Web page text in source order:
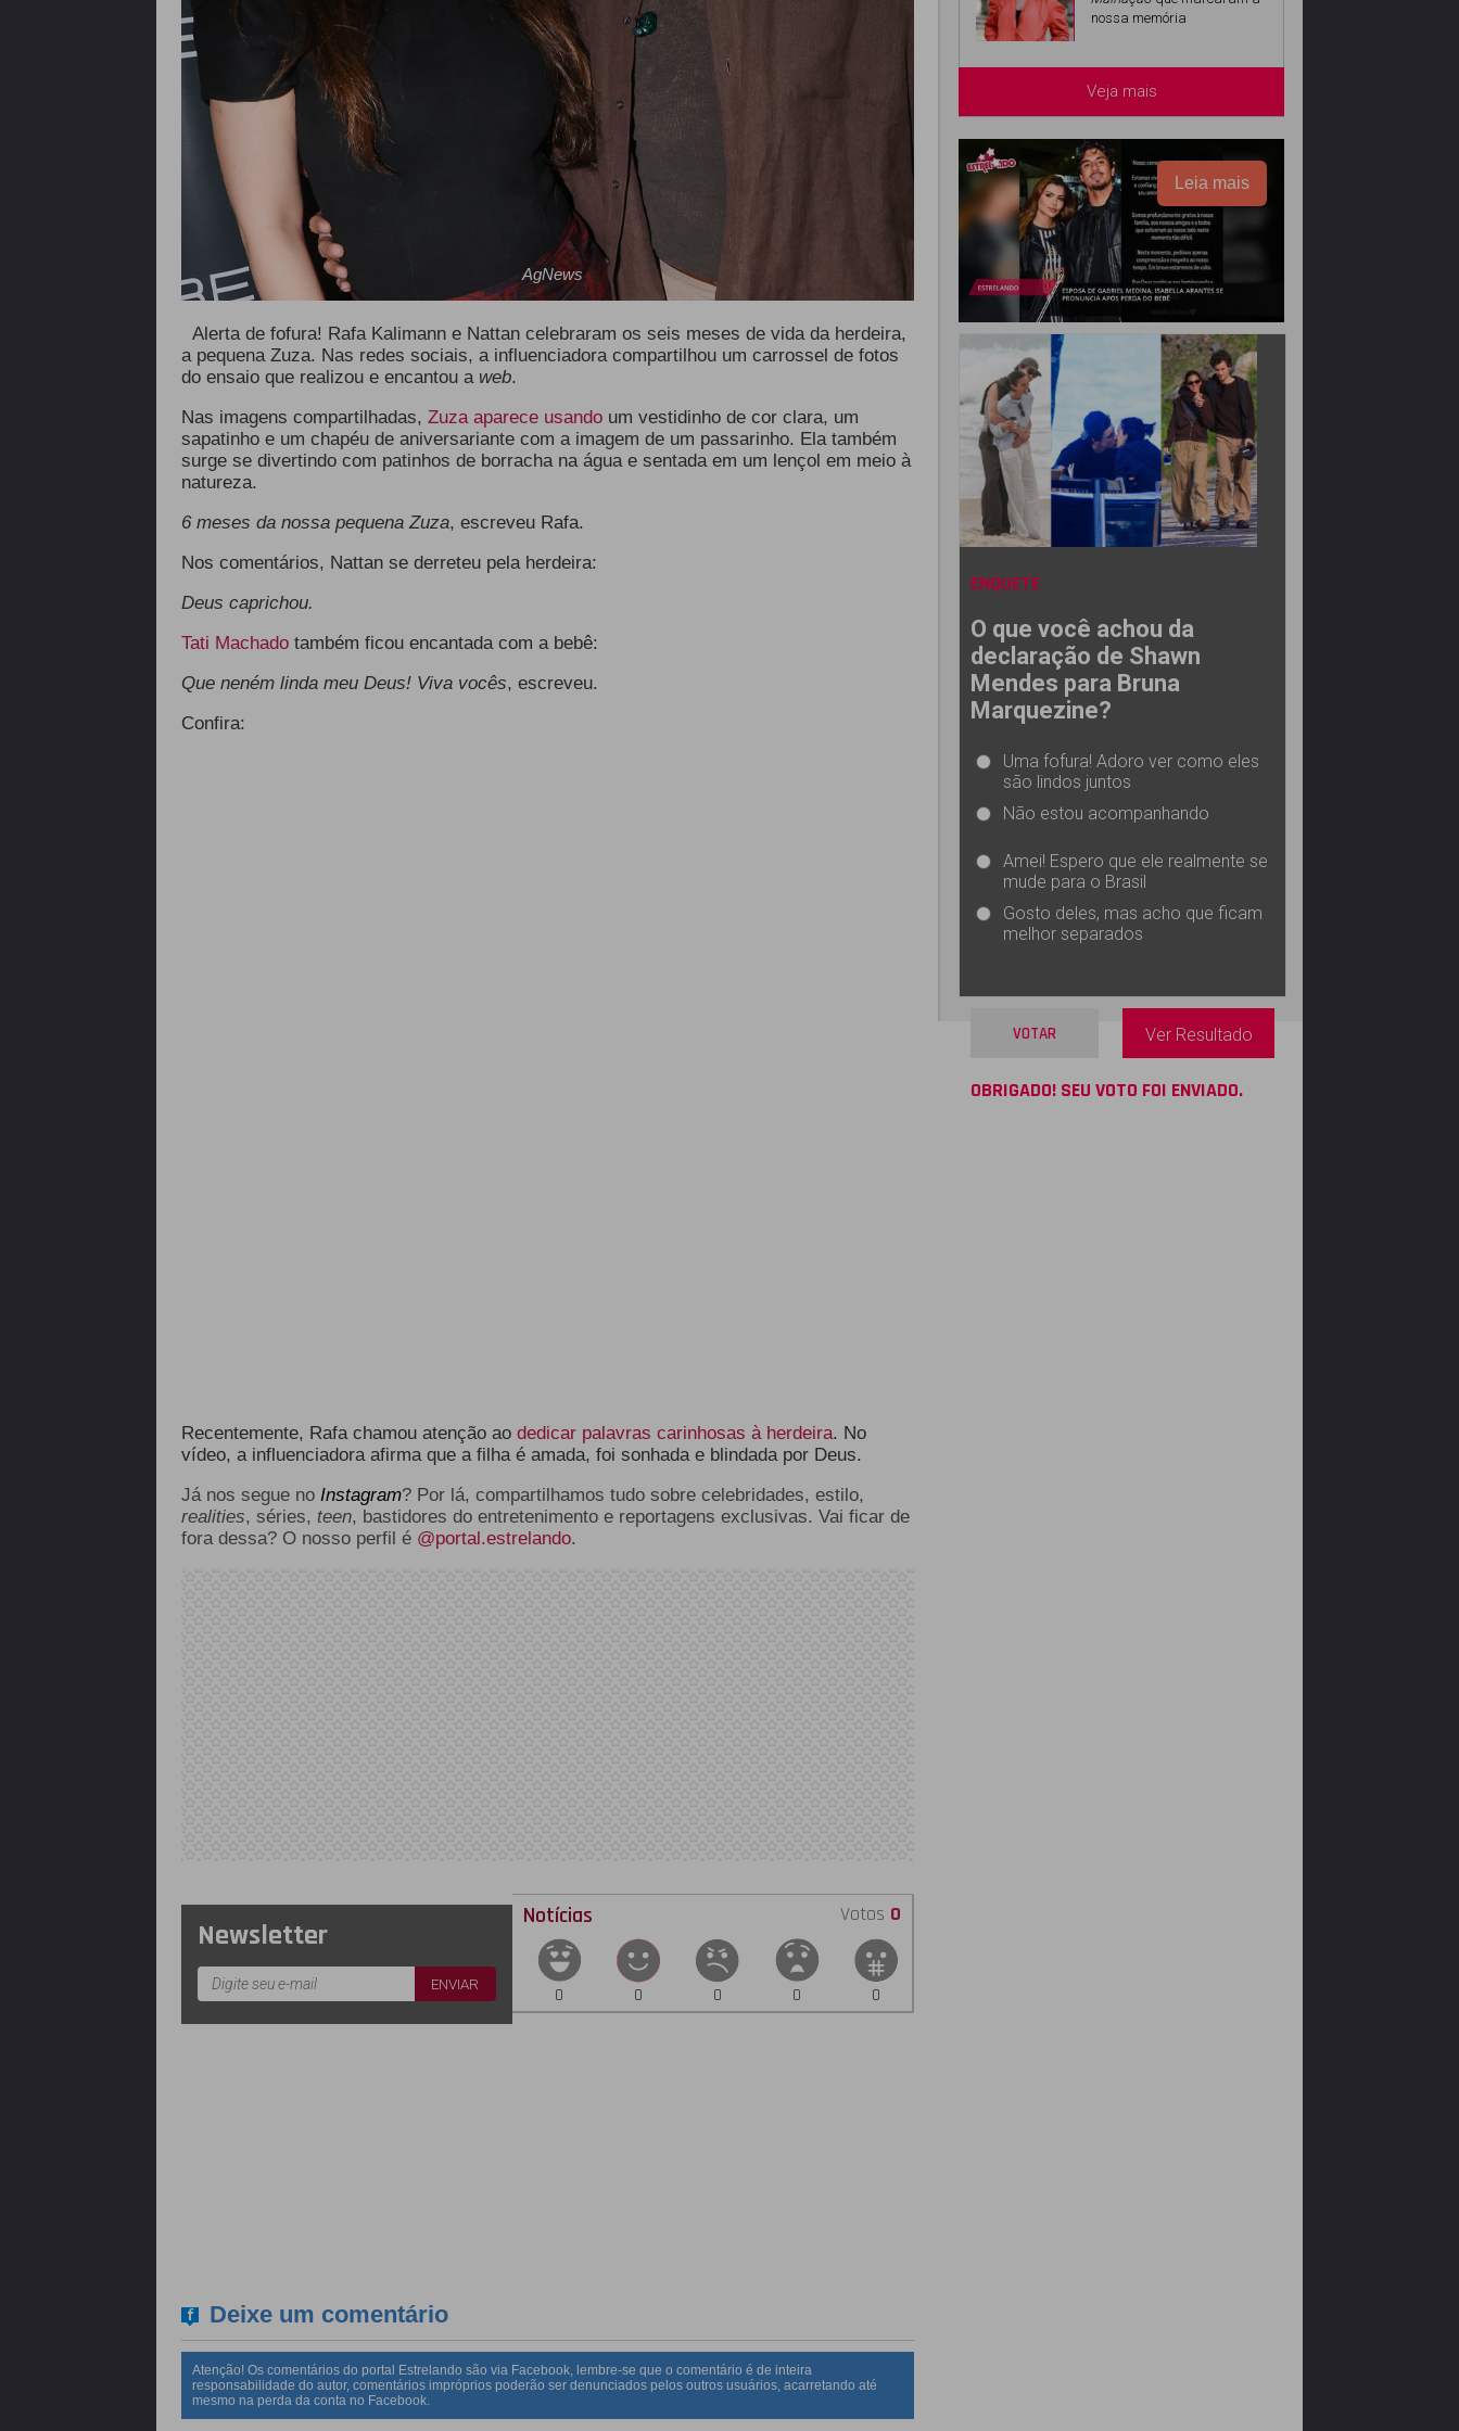
AgNews
Alerta de fofura! Rafa Kalimann e Nattan celebraram os seis meses de vida da herdeira,
a pequena Zuza. Nas redes sociais, a influenciadora compartilhou um carrossel de fotos
do ensaio que realizou e encantou a web.
Nas imagens compartilhadas, Zuza aparece usandoum vestidinho de cor clara, um
sapatinho e um chapéu de aniversariante com a imagem de um passarinho. Ela também
surge se divertindo com patinhos de borracha na água e sentada em um lençol em meio à
natureza.
6 meses da nossa pequena Zuza, escreveu Rafa.
Nos comentários, Nattan se derreteu pela herdeira:
Deus caprichou.
Tati Machado também ficou encantada com a bebê:
Que neném linda meu Deus! Viva vocês, escreveu.
Confira:
Recentemente, Rafa chamou atenção ao dedicar palavras carinhosas à herdeira. No
vídeo, a influenciadora afirma que a filha é amada, foi sonhada e blindada por Deus.
Já nos segue no Instagram? Por lá, compartilhamos tudo sobre celebridades, estilo,
realities, séries, teen, bastidores do entretenimento e reportagens exclusivas. Vai ficar de
fora dessa? O nosso perfil é @portal.estrelando.
Newsletter
Notícias Votos 0
0 0 0 0 0
Deixe um comentário
Atenção! Os comentários do portal Estrelando são via Facebook, lembre-se que o comentário é de inteira
responsabilidade do autor, comentários impróprios poderão ser denunciados pelos outros usuários, acarretando até
mesmo na perda da conta no Facebook.
nossa memória
Veja mais
Leia mais
ENQUETE
O que você achou da
declaração de Shawn
Mendes para Bruna
Marquezine?
Uma fofura! Adoro ver como eles
são lindos juntos
Não estou acompanhando
Amei! Espero que ele realmente se
mude para o Brasil
Gosto deles, mas acho que ficam
melhor separados
VOTAR Ver Resultado
OBRIGADO! SEU VOTO FOI ENVIADO.